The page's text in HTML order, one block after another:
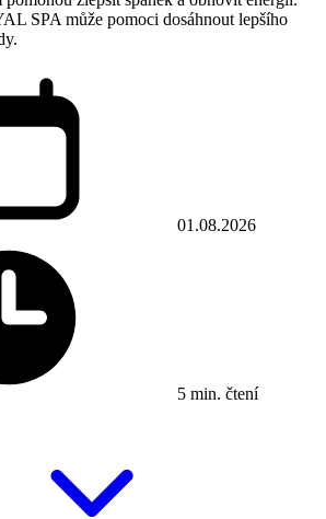
SPA může pomoci dosáhnout lepšího
01.08.2026
5 min. čtení